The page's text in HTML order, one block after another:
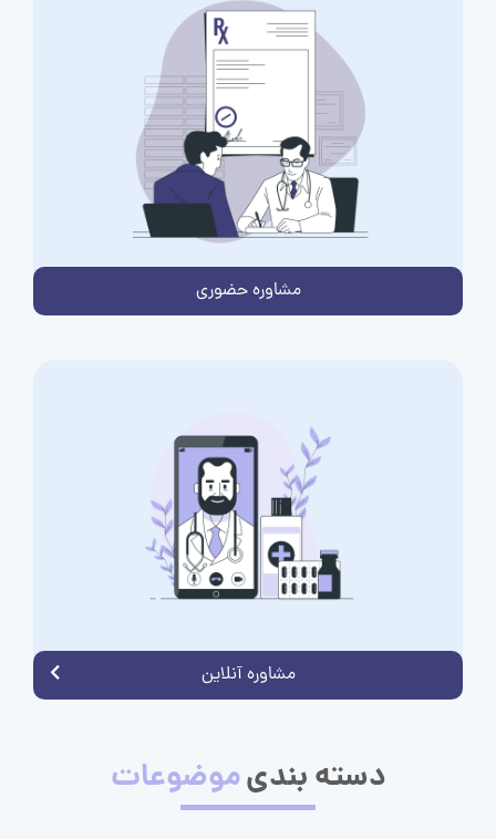
مشاوره حضوری
مشاوره آنلاین
دسته بندیموضوعات